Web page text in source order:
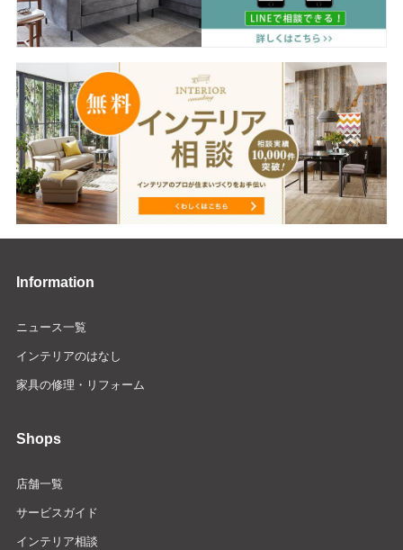
Information
ニュース一覧
インテリアのはなし
家具の修理・リフォーム
Shops
店舗一覧
サービスガイド
インテリア相談